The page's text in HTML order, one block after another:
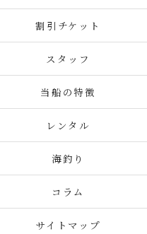
割引チケット
スタッフ
当船の特徴
レンタル
海釣り
コラム
サイトマップ